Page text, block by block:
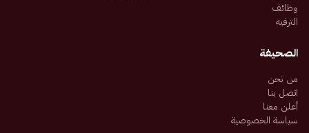
وظائف
الترفيه
الصحيفة
من نحن
اتصل بنا
أعلن معنا
سياسة الخصوصية